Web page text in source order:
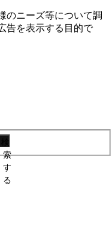
のニーズ等について調
告を表⽰する⽬的で
索
す
る